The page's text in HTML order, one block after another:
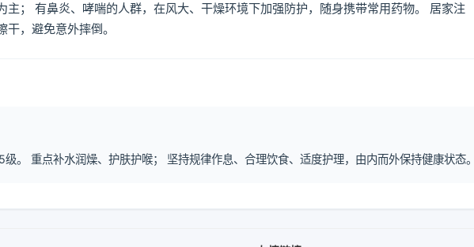
主； 有鼻炎、哮喘的人群，在风大、干燥环境下加强防护，随身携带常用药物。 居家注
，避免意外摔倒。
重点补水润燥、护肤护喉； 坚持规律作息、合理饮食、适度护理，由内而外保持健康状态。